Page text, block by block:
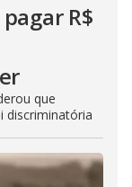
R$
que
discriminatória